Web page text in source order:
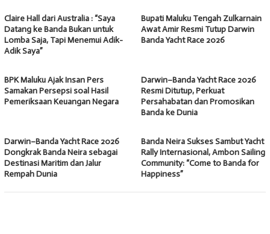
Claire Hall dari Australia : “Saya
Datang ke Banda Bukan untuk
Lomba Saja, Tapi Menemui Adik-
Adik Saya”
Bupati Maluku Tengah Zulkarnain
Awat Amir Resmi Tutup Darwin
Banda Yacht Race 2026
BPK Maluku Ajak Insan Pers
Samakan Persepsi soal Hasil
Pemeriksaan Keuangan Negara
Darwin–Banda Yacht Race 2026
Resmi Ditutup, Perkuat
Persahabatan dan Promosikan
Banda ke Dunia
Darwin–Banda Yacht Race 2026
Dongkrak Banda Neira sebagai
Destinasi Maritim dan Jalur
Rempah Dunia
Banda Neira Sukses Sambut Yacht
Rally Internasional, Ambon Sailing
Community: “Come to Banda for
Happiness”